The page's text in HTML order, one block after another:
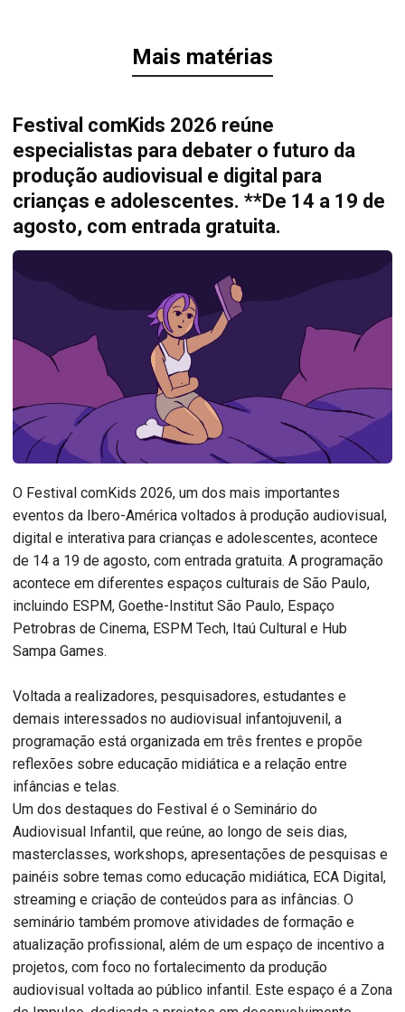
Mais matérias
Festival comKids 2026 reúne
especialistas para debater o futuro da
produção audiovisual e digital para
crianças e adolescentes. **De 14 a 19 de
agosto, com entrada gratuita.
O Festival comKids 2026, um dos mais importantes
eventos da Ibero-América voltados à produção audiovisual,
digital e interativa para crianças e adolescentes, acontece
de 14 a 19 de agosto, com entrada gratuita. A programação
acontece em diferentes espaços culturais de São Paulo,
incluindo ESPM, Goethe-Institut São Paulo, Espaço
Petrobras de Cinema, ESPM Tech, Itaú Cultural e Hub
Sampa Games.
Voltada a realizadores, pesquisadores, estudantes e
demais interessados no audiovisual infantojuvenil, a
programação está organizada em três frentes e propõe
reflexões sobre educação midiática e a relação entre
infâncias e telas.
Um dos destaques do Festival é o Seminário do
Audiovisual Infantil, que reúne, ao longo de seis dias,
masterclasses, workshops, apresentações de pesquisas e
painéis sobre temas como educação midiática, ECA Digital,
streaming e criação de conteúdos para as infâncias. O
seminário também promove atividades de formação e
atualização profissional, além de um espaço de incentivo a
projetos, com foco no fortalecimento da produção
audiovisual voltada ao público infantil. Este espaço é a Zona